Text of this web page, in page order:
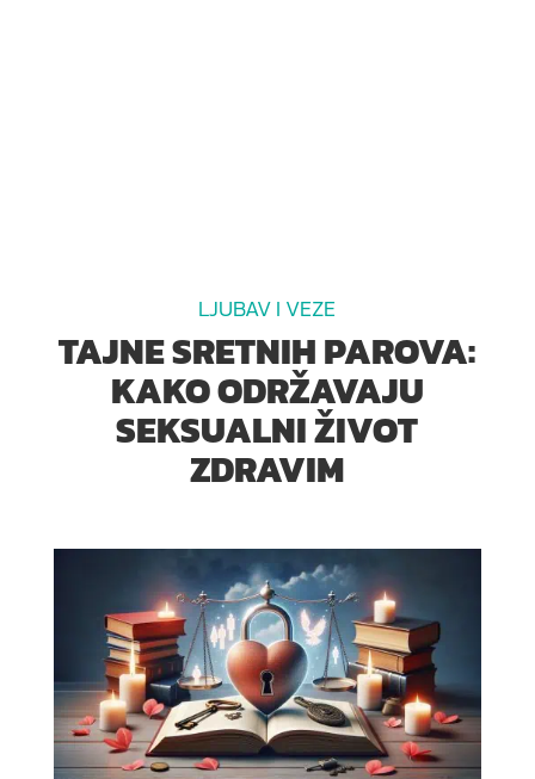
LJUBAV I VEZE
TAJNE SRETNIH PAROVA:
KAKO ODRŽAVAJU
SEKSUALNI ŽIVOT
ZDRAVIM